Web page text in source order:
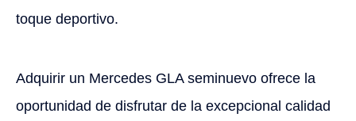
toque deportivo.
Adquirir un Mercedes GLA seminuevo ofrece la
oportunidad de disfrutar de la excepcional calidad